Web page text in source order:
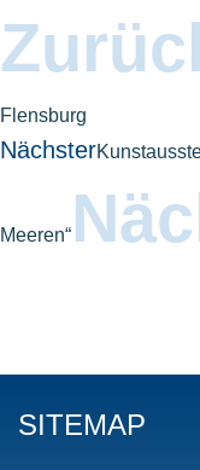
Flensburg
Nächster
Meeren“
SITEMAP